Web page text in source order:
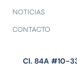
NOTICIAS
CONTACTO
Cl. 84A #10-